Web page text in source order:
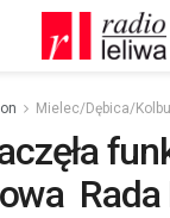
Mielec/Dębica/